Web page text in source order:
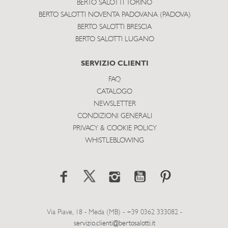
BERTO SALOTTI TORINO
BERTO SALOTTI NOVENTA PADOVANA (PADOVA)
BERTO SALOTTI BRESCIA
BERTO SALOTTI LUGANO
SERVIZIO CLIENTI
FAQ
CATALOGO
NEWSLETTER
CONDIZIONI GENERALI
PRIVACY & COOKIE POLICY
WHISTLEBLOWING
Via Piave, 18 - Meda (MB) - +39 0362 333082 -
servizio.clienti@bertosalotti.it